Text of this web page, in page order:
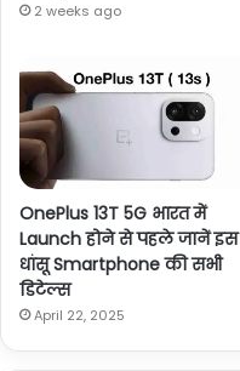
2 weeks ago
OnePlus 13T 5G भारत में
Launch होने से पहले जानें इस
धांसू Smartphone की सभी
डिटेल्स
April 22, 2025